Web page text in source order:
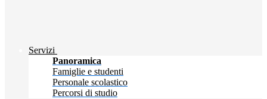
Servizi
Panoramica
Famiglie e studenti
Personale scolastico
Percorsi di studio